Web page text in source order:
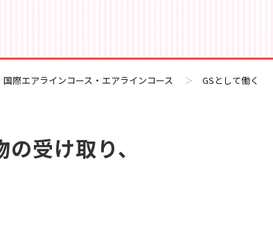
国際エアラインコース・エアラインコース ＞ GSとして働く
受け取り、